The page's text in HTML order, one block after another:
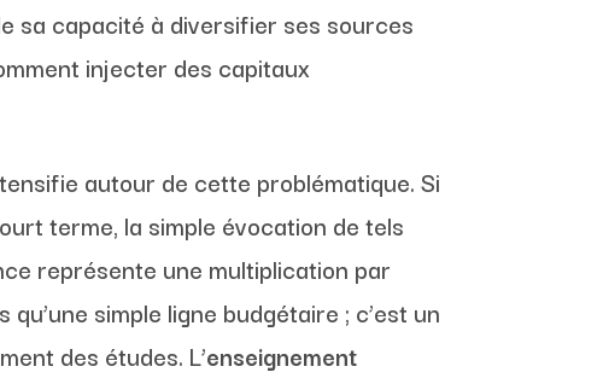
sa capacité à diversifier ses sources
injecter des capitaux
autour de cette problématique. Si
terme, la simple évocation de tels
représente une multiplication par
simple ligne budgétaire ; c’est un
des études. L’enseignement